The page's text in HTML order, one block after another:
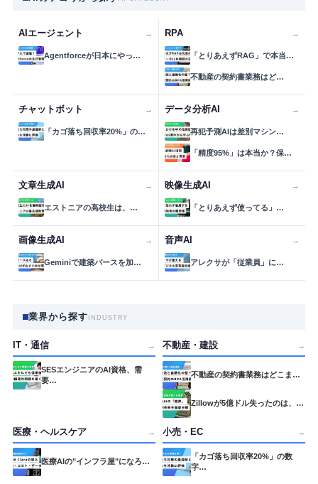
AIエージェント →
Agentforceが日本にやっ…
RPA →
「とりあえずRAG」で本当…
不動産の契約書業務はど…
チャットボット →
「カゴ落ち回収率20%」の…
データ分析AI →
再犯予測AIは差別マシン…
「精度95%」は本当か？保…
文章生成AI →
エストニアの高校生は、…
映像生成AI →
「とりあえず使ってる」…
画像生成AI →
Geminiで建築パースを加…
音声AI →
アレクサが「従業員」に…
業界から探す INDUSTRY
IT・通信 →
SESエンジニアのAI資格、需
要…
不動産・建設 →
不動産の契約書業務はどこま…
Zillowが5億ドル失ったのは、…
医療・ヘルスケア →
医療AIの"インフラ屋"になろ…
小売・EC →
「カゴ落ち回収率20%」の数
字…